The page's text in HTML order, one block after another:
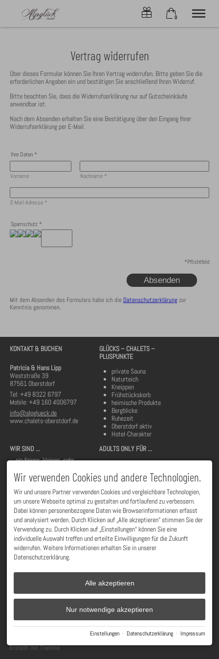
Beliebige Personenzahl
CHALETs
ONLINE-BUCHEN
SERVICE
ANGEBOTE
KONTAKT
OBERSTDORF
Tel.+49 8322 6797
0
Vertrag widerrufen
Über dieses Formular können Sie Ihren Vertrag widerrufen. Bitte geben Sie die
erforderlichen Angaben ein und bestätigen Sie anschließend Ihren Widerruf.
Bitte beachten Sie, dass die Widerrufserklärung nur auf Gutscheinkäufe
anwendbar ist.
Nach dem Absenden erhalten Sie eine Bestätigung über den Eingang Ihrer
Widerrufserklärung per E-Mail.
Ihre Daten *
Vorname Nachname *
E-Mail-Adresse *
Spamschutz *
*Pflichtfeld
Mit dem Absenden des Formulars habe ich die Datenschutzerklärungzur
Kenntnis genommen.
KONTAKT & BUCHEN
Patricia & Hans Lipp
Weststraße 39
87561 Oberstdorf
Tel: +49 8322 6797
Mobile: +49 160 4006797
info@alpglueck.de
www.chalets-oberstdorf.de
GLÜCKS – CHALETS –
PLUSPUNKTE
private Sauna
Naturteich
Kneippen
Frühstückskorb
heimische Produkte
Bergblicke
Ruhezeit
Oberstdorf aktiv
Hotel-Charakter
WIR SIND ...
... ein feines, kleines, sehr
Chaletdorf. Im Herzen von
Oberstdorf, absolut ruhig gelegen.
Unsere großzügigen, frei stehenden
Chalets bieten luxuriösen Komfort
wie im Hotel, privat Sauna & Spa,
Frühstücksglück im Korb,
kneippsche Frische im Naturteich,
herrliche Bergblicke ...
ADULTS ONLY FÜR ...
frisch Verheiratete
Eltern, die frei haben
Großeltern mit Zeit
frisch Verliebte
Senioren mit Muse
Ihr sehnt Euch nach einer Auszeit,
nachleisem, lässigem Luxus... bei
uns seid Ihr richtig!
Barrierefreiheit Vertrag widerrufen AGB
Facebook Instagram
Erstellt mitTramino
Wir verwenden Cookies und andere Technologien.
Wir und unsere Partner verwenden Cookies und vergleichbare Technologien,
um unsere Webseite optimal zu gestalten und fortlaufend zu verbessern.
Dabei können personenbezogene Daten wie Browserinformationen erfasst
und analysiert werden. Durch Klicken auf „Alle akzeptieren“ stimmen Sie der
Verwendung zu. Durch Klicken auf „Einstellungen“ können Sie eine
individuelle Auswahl treffen und erteilte Einwilligungen für die Zukunft
widerrufen. Weitere Informationen erhalten Sie in unserer
Datenschutzerklärung.
Alle akzeptieren
Nur notwendige akzeptieren
Einstellungen · Datenschutzerklärung · Impressum